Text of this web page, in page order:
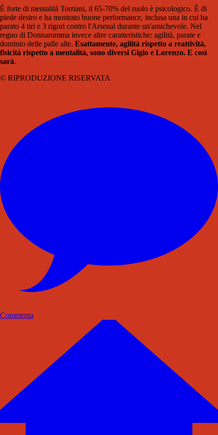
È forte di mentalità Torriani, il 65-70% del ruolo è psicologico. È di
piede destro e ha mostrato buone performance, inclusa una in cui ha
parato 4 tiri e 3 rigori contro l'Arsenal durante un'amichevole. Nel
regno di Donnarumma invece altre caratteristiche: agilità, parate e
dominio delle palle alte. Esattamente, agilità rispetto a reattività,
fisicità rispetto a mentalità, sono diversi Gigio e Lorenzo. E così
sarà.
© RIPRODUZIONE RISERVATA
Commenta